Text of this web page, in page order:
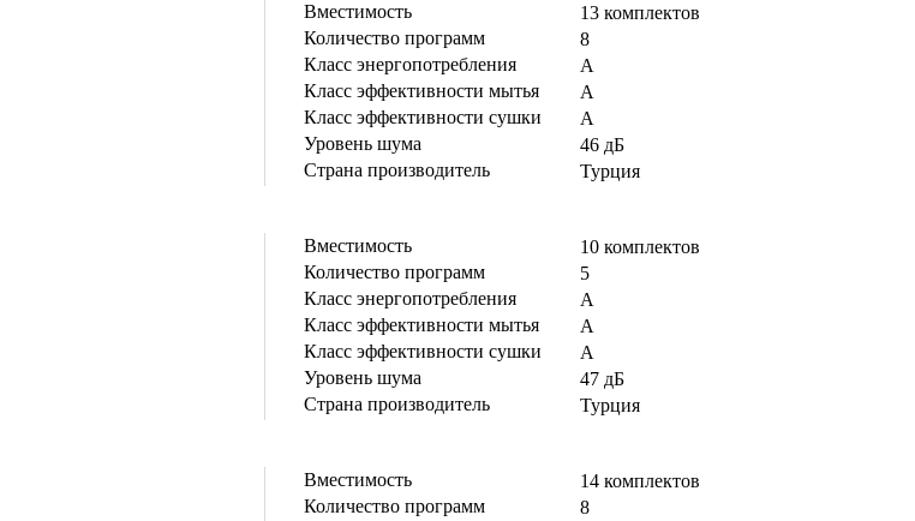
Вместимость
13 комплектов
Количество программ
8
Класс энергопотребления
A
Класс эффективности мытья
A
Класс эффективности сушки
A
Уровень шума
46 дБ
Страна производитель
Турция
Вместимость
10 комплектов
Количество программ
5
Класс энергопотребления
A
Класс эффективности мытья
A
Класс эффективности сушки
A
Уровень шума
47 дБ
Страна производитель
Турция
Вместимость
14 комплектов
Количество программ
8